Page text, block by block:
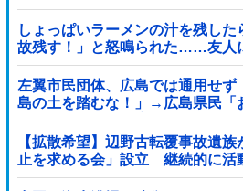
しょっぱいラーメンの汁を残し
故残す！」と怒鳴られた……友人
ろあり得ない」と説教されたんだ
好みは自由だろ！
左翼市民団体、広島では通用せず
島の土を踏むな！」→広島県民「
ゃ！」「ワシらが広島県民じゃ」
【拡散希望】辺野古転覆事故遺
止を求める会」設立 継続的に活
ラファン立ち上げも準備